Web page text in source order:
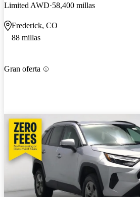
Limited AWD 58,400 millas
Frederick, CO
88 millas
Gran oferta